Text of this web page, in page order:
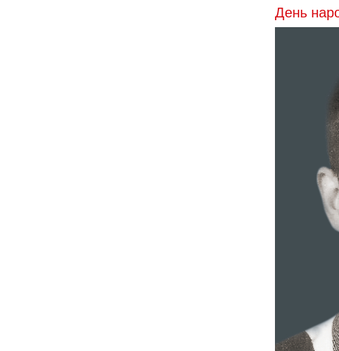
День